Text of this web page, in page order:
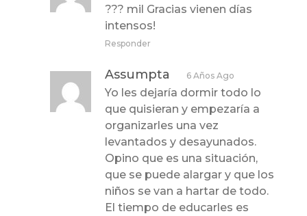
??? mil Gracias vienen días
intensos!
Responder
Assumpta 6 Años Ago
Yo les dejaría dormir todo lo
que quisieran y empezaría a
organizarles una vez
levantados y desayunados.
Opino que es una situación,
que se puede alargar y que los
niños se van a hartar de todo.
El tiempo de educarles es